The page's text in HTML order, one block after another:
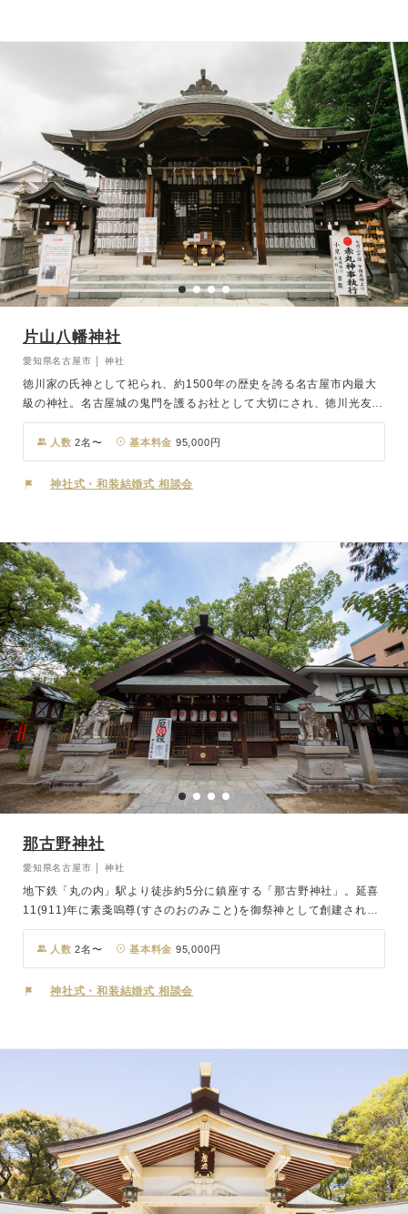
参列者と記念撮影を。境内はバリアフリーにも配慮されており、車椅
子をご利用の方やご年配の参列者様も安心して挙式にご参加いただけ
片山八幡神社
愛知県名古屋市 │ 神社
徳川家の氏神として祀られ、約1500年の歴史を誇る名古屋市内最大
級の神社。名古屋城の鬼門を護るお社として大切にされ、徳川光友公
の別邸にあった「龍神社」も境内に移されました。活気あふれる神輿
行事や龍神への祈願祭でも知られる神社です。
人数 2名〜 基本料金 95,000円
神社式・和装結婚式 相談会
那古野神社
愛知県名古屋市 │ 神社
地下鉄「丸の内」駅より徒歩約5分に鎮座する「那古野神社」。延喜
11(911)年に素戔嗚尊(すさのおのみこと)を御祭神として創建された
といわれています。もとは現在の中区丸の内にあり、名古屋城が築城
されてからは城の総鎮守、名古屋の氏神として祀られていました。廃
藩置県により、明治9年に現在地に移されました。例祭「天王祭」は
江戸時代には名古屋東照宮の東照宮祭、若宮八幡社の若宮祭とともに
囲まれた空間で、心穏やかに門出を迎えませんか？
人数 2名〜 基本料金 95,000円
神社式・和装結婚式 相談会